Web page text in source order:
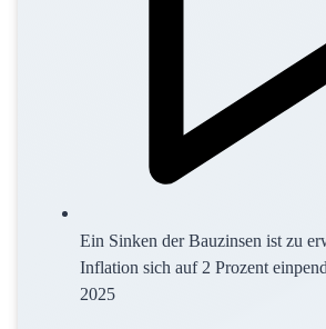
Ein Sinken der Bauzinsen ist zu
Inflation sich auf 2 Prozent
2025